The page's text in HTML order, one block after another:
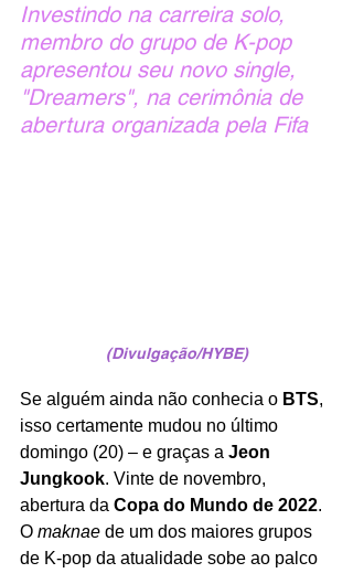
Investindo na carreira solo,
membro do grupo de K-pop
apresentou seu novo single,
"Dreamers", na cerimônia de
abertura organizada pela Fifa
(Divulgação/HYBE)
Se alguém ainda não conhecia o BTS,
isso certamente mudou no último
domingo (20) – e graças a Jeon
Jungkook. Vinte de novembro,
abertura da Copa do Mundo de 2022.
O maknae de um dos maiores grupos
de K-pop da atualidade sobe ao palco